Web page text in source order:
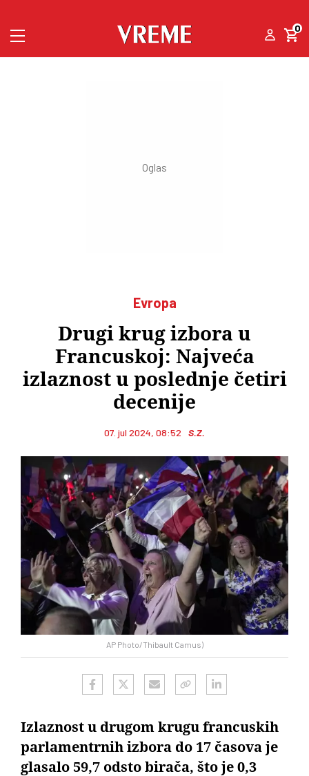
0
Evropa
Drugi krug izbora u
Francuskoj: Najveća
izlaznost u poslednje četiri
decenije
07. jul 2024, 08:52 S.Z.
AP Photo/Thibault Camus)
Izlaznost u drugom krugu francuskih
parlamentrnih izbora do 17 časova je
glasalo 59,7 odsto birača, što je 0,3